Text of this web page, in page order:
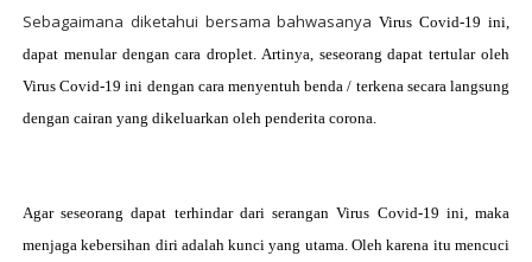
Sebagaimana diketahui bersama bahwasanyaVirus Covid-19 ini,
dapat menular dengan cara droplet. Artinya, seseorang dapat tertular oleh
Virus Covid-19 ini dengan cara menyentuh benda / terkena secara langsung
dengan cairan yang dikeluarkan oleh penderita corona.
Agar seseorang dapat terhindar dari seranganVirus Covid-19 ini, maka
menjaga kebersihan diri adalah kunci yang utama. Oleh karena itu mencuci